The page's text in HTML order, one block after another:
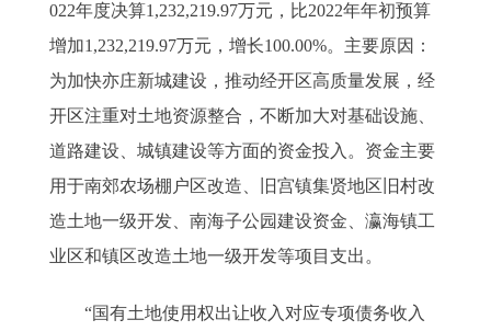
022年度决算1,232,219.97万元，比2022年年初预算
增加1,232,219.97万元，增长100.00%。主要原因：
为加快亦庄新城建设，推动经开区高质量发展，经
开区注重对土地资源整合，不断加大对基础设施、
道路建设、城镇建设等方面的资金投入。资金主要
用于南郊农场棚户区改造、旧宫镇集贤地区旧村改
造土地一级开发、南海子公园建设资金、瀛海镇工
业区和镇区改造土地一级开发等项目支出。
“国有土地使用权出让收入对应专项债务收入